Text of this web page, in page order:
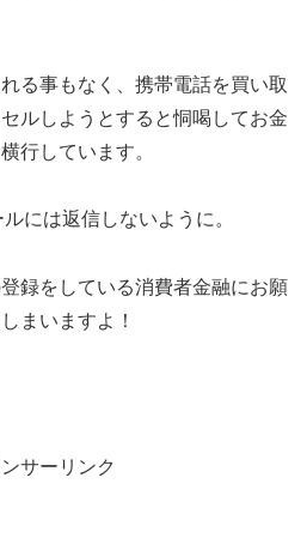
る事もなく、携帯電話を買い取
ルしようとすると恫喝してお金
行しています。
には返信しないように。
録をしている消費者金融にお願
まいますよ！
サーリンク